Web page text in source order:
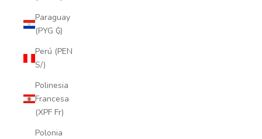
Paraguay
(PYG ₲)
Perú (PEN
S/)
Polinesia
Francesa
(XPF Fr)
Polonia